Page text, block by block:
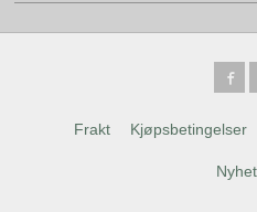
Frakt Kjøpsbetingelser